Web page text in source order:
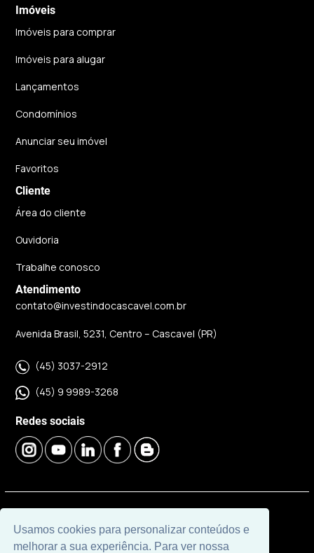
Usamos cookies para personalizar conteúdos e
melhorar a sua experiência. Para ver nossa
Imóveis
Imóveis para comprar
Imóveis para alugar
Lançamentos
Condomínios
Anunciar seu imóvel
Favoritos
Cliente
Área do cliente
Ouvidoria
Trabalhe conosco
Atendimento
contato@investindocascavel.com.br
Avenida Brasil, 5231, Centro – Cascavel (PR)
(45) 3037-2912
(45) 9 9989-3268
Redes sociais
© 2026 | Imobiliária Investindo Cascavel | CRECI J06120 |
Desenvolvido por Universal Software.